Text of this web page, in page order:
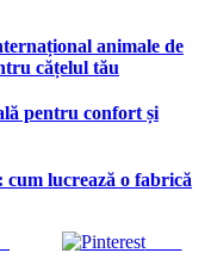
animale de
cățelul tău
pentru confort și
lucrează o fabrică
Save